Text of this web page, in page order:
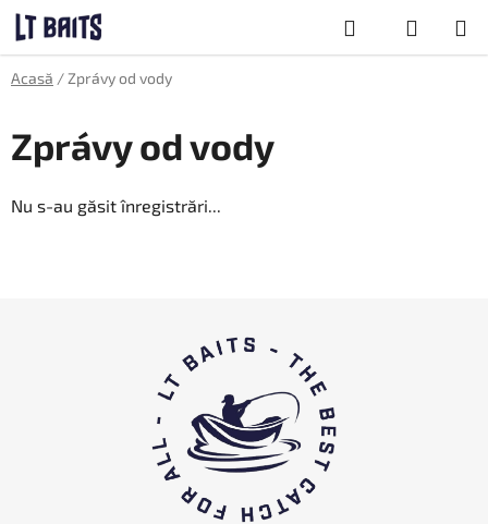
Treci
conținut
Căutare
Acasă / Zprávy od vody
Zprávy od vody
Nu s-au găsit înregistrări...